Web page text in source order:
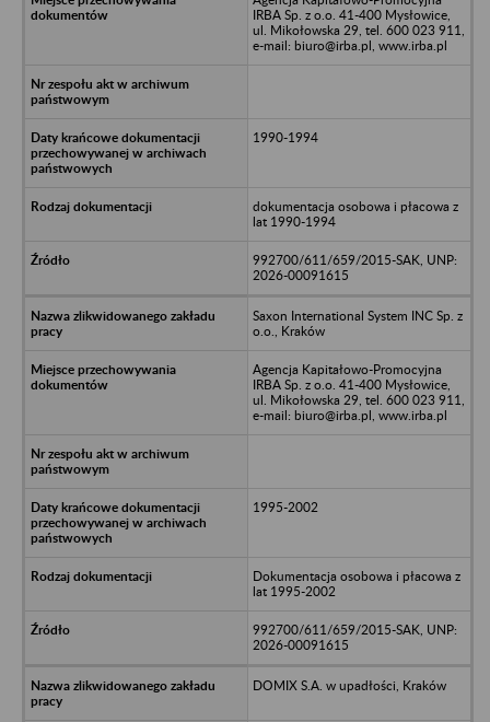
IRBA Sp. z o.o. 41-400 Mysłowice,
ul. Mikołowska 29, tel. 600 023 911,
e-mail: biuro@irba.pl, www.irba.pl
1990-1994
dokumentacja osobowa i płacowa z
lat 1990-1994
992700/611/659/2015-SAK, UNP:
2026-00091615
Saxon International System INC Sp. z
o.o., Kraków
Agencja Kapitałowo-Promocyjna
IRBA Sp. z o.o. 41-400 Mysłowice,
ul. Mikołowska 29, tel. 600 023 911,
e-mail: biuro@irba.pl, www.irba.pl
1995-2002
Dokumentacja osobowa i płacowa z
lat 1995-2002
992700/611/659/2015-SAK, UNP:
2026-00091615
DOMIX S.A. w upadłości, Kraków